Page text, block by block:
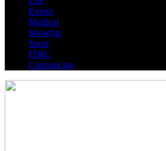
Extern
Medical
Showbiz
Sport
IT&C
Comunicate